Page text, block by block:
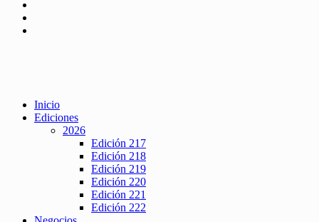
Inicio
Ediciones
2026
Edición 217
Edición 218
Edición 219
Edición 220
Edición 221
Edición 222